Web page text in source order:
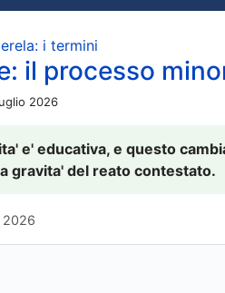
i termini
il processo
2026
e' educativa, e questo
gravita' del reato contestato.
2026